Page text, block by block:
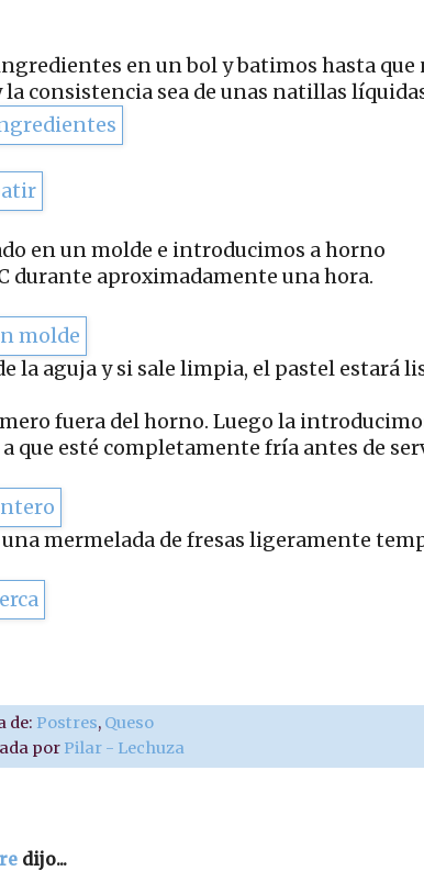
en un bol y batimos hasta que
consistencia sea de unas natillas
en un molde e introducimos a horno
durante aproximadamente una hora.
la aguja y si sale limpia, el pastel estará
fuera del horno. Luego la
que esté completamente fría antes de
mermelada de fresas ligeramente
de: Postres, Queso
por Pilar - Lechuza
dijo...